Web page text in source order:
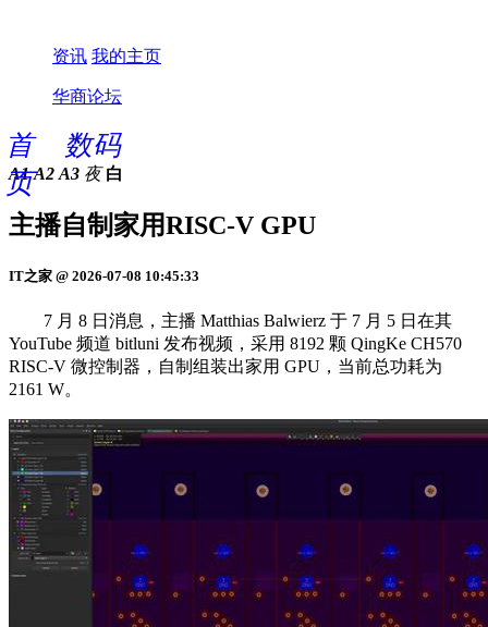
资讯 我的主页
华商论坛
首
页
数码
A1 A2 A3 夜 白
主播自制家用RISC-V GPU
IT之家 @ 2026-07-08 10:45:33
7 月 8 日消息，主播 Matthias Balwierz 于 7 月 5 日在其
YouTube 频道 bitluni 发布视频，采用 8192 颗 QingKe CH570
RISC-V 微控制器，自制组装出家用 GPU，当前总功耗为
2161 W。